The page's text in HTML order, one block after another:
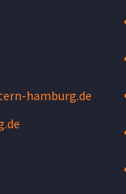
hamburg.de